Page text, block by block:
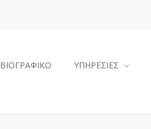
ΒΙΟΓΡΑΦΙΚΟ ΥΠΗΡΕΣΙΕΣ